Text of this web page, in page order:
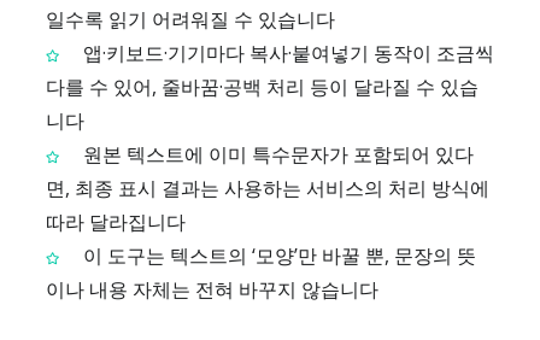
일수록 읽기 어려워질 수 있습니다
앱·키보드·기기마다 복사·붙여넣기 동작이 조금씩
다를 수 있어, 줄바꿈·공백 처리 등이 달라질 수 있습
니다
원본 텍스트에 이미 특수문자가 포함되어 있다
면, 최종 표시 결과는 사용하는 서비스의 처리 방식에
따라 달라집니다
이 도구는 텍스트의 ‘모양’만 바꿀 뿐, 문장의 뜻
이나 내용 자체는 전혀 바꾸지 않습니다